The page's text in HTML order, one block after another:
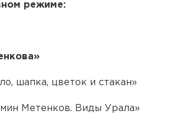
режиме:
шапка, цветок и стакан»
Метенков. Виды Урала»